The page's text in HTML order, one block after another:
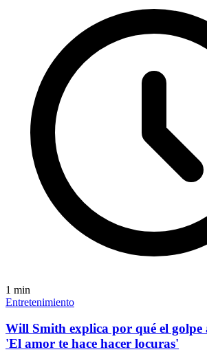
1 min
Entretenimiento
Will Smith explica por qué el golpe
'El amor te hace hacer locuras'